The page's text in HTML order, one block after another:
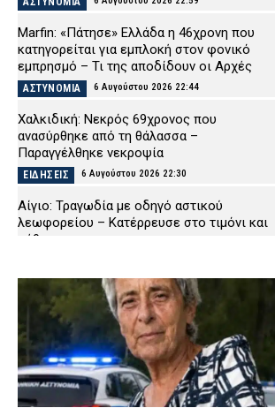
Marfin: «Πάτησε» Ελλάδα η 46χρονη που
κατηγορείται για εμπλοκή στον φονικό
εμπρησμό – Τι της αποδίδουν οι Αρχές
ΑΣΤΥΝΟΜΙΑ 6 Αυγούστου 2026 22:44
Χαλκιδική: Νεκρός 69χρονος που
ανασύρθηκε από τη θάλασσα –
Παραγγέλθηκε νεκροψία
ΕΙΔΗΣΕΙΣ 6 Αυγούστου 2026 22:30
Αίγιο: Τραγωδία με οδηγό αστικού
λεωφορείου – Κατέρρευσε στο τιμόνι και
πέθανε
Χανιά: Πειθαρχική έρευνα για την υπόθεση
της 75χρονης που βρέθηκε νεκρή μετά την
αποχώρησή της από το Αστυνομικό
Μέγαρο
ΑΣΤΥΝΟΜΙΑ 6 Αυγούστου 2026 22:01
Εύβοια: Νεκρός ο 35χρονος που πάλευε